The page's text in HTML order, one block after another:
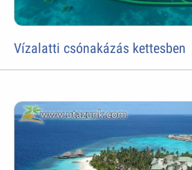
Vízalatti csónakázás kettesben